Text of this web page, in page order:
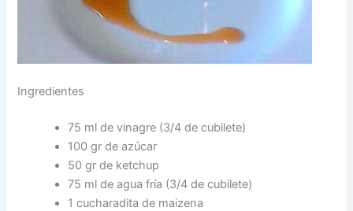
Ingredientes
75 ml de vinagre (3/4 de cubilete)
100 gr de azúcar
50 gr de ketchup
75 ml de agua fría (3/4 de cubilete)
1 cucharadita de maizena